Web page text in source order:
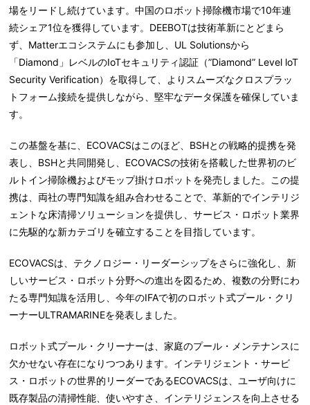
場をリードし続けています。中国のロボット掃除機市場で10年連
続シェア1位を獲得しています。DEEBOTは技術革新にとどまら
ず、Matterエコシステムにも参加し、UL Solutionsから
「Diamond」レベルのIoTセキュリティ認証（”Diamond” Level loT
Security Verification）を取得して、よりスムーズなクロスプラッ
トフォーム接続を提供しながら、堅牢なデータ保護を確保していま
す。
この基盤を基に、ECOVACSはこのほど、BSHとの戦略的提携を発
表し、BSHと共同開発し、ECOVACSの技術を搭載した世界初のビ
ルトイン掃除機およびモップ掛けロボットを発売しました。この提
携は、両社の専門知識を組み合わせることで、革新的でインテリジ
ェントな床清掃ソリューションを提供し、サービス・ロボット業界
に先駆的な新カテゴリを確立することを目指しています。
ECOVACSは、テクノロジー・リーダーシップをさらに強化し、新
しいサービス・ロボット分野への進出を図るため、複数の分野にわ
たる専門知識を活用し、今年のIFAで初のロボット式プール・クリ
ーナーULTRAMARINEを発表しました。
ロボット式プール・クリーナーは、家庭のプール・メンテナンスに
欠かせない存在になりつつあります。インテリジェント・サービ
ス・ロボットの世界的リーダーであるECOVACSは、ユーザ向けに
既存製品の清掃性能、使いやすさ、インテリジェンスを向上させる